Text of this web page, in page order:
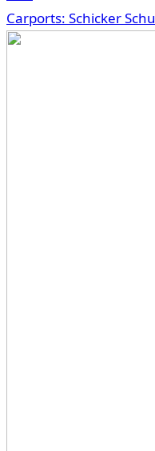
Carports: Schicker